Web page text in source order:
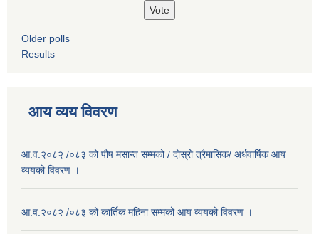
Older polls
Results
आय व्यय विवरण
आ.व.२०८२ /०८३ को पौष मसान्त सम्मको / दोस्रो त्रैमासिक/ अर्धवार्षिक आय
व्ययको विवरण ।
आ.व.२०८२ /०८३ को कार्तिक महिना सम्मको आय व्ययको विवरण ।